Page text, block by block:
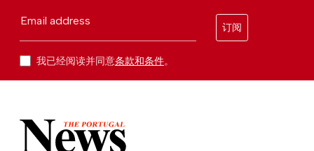
Email address
订阅
我已经阅读并同意条款和条件。